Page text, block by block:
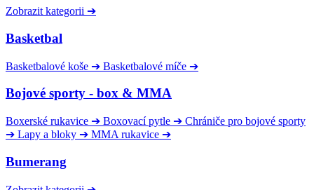
Zobrazit kategorii ➔
Basketbal
Basketbalové koše ➔ Basketbalové míče ➔
Bojové sporty - box & MMA
Boxerské rukavice ➔ Boxovací pytle ➔ Chrániče pro bojové sporty
➔ Lapy a bloky ➔ MMA rukavice ➔
Bumerang